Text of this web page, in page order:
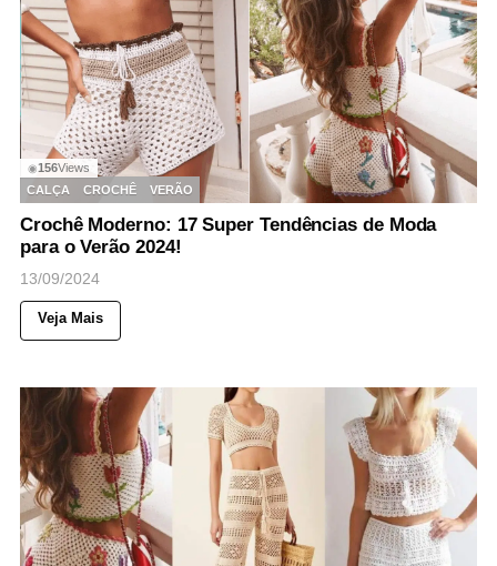
◉156Views
CALÇA
CROCHÊ VERÃO
Crochê Moderno: 17 Super Tendências de Moda
para o Verão 2024!
13/09/2024
Veja Mais